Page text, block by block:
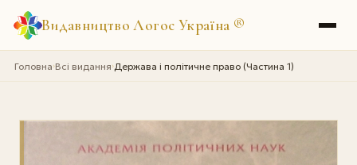
Видавництво Логос Україна ®
Головна›Всі видання›Держава і політичне право (Частина 1)